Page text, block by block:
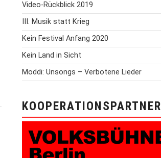
Video-Rückblick 2019
III. Musik statt Krieg
Kein Festival Anfang 2020
Kein Land in Sicht
Moddi: Unsongs – Verbotene Lieder
KOOPERATIONSPARTNER